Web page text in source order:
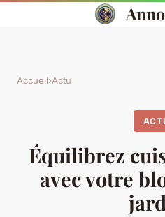
Accueil›Actu
Équilibrez
avec votre